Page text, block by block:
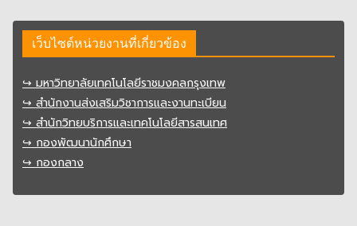
เว็บไซต์หน่วยงานที่เกี่ยวข้อง
↪︎ มหาวิทยาลัยเทคโนโลยีราชมงคลกรุงเทพ
↪︎ สำนักงานส่งเสริมวิชาการและงานทะเบียน
↪︎ สำนักวิทยบริการและเทคโนโลยีสารสนเทศ
↪︎ กองพัฒนานักศึกษา
↪︎ กองกลาง